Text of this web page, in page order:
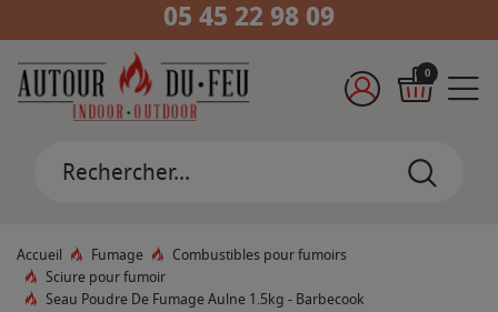
05 45 22 98 09
0
Accueil Fumage
Combustibles pour fumoirs
Sciure pour fumoir
Seau Poudre De Fumage Aulne 1.5kg - Barbecook